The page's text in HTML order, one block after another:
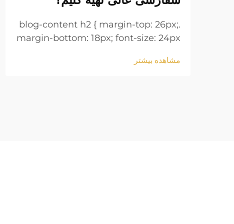
.blog-content h2 { margin-top: 26px;
margin-bottom: 18px; font-size: 24px
height: normal; } .blog-content h3 {
مشاهده بیشتر